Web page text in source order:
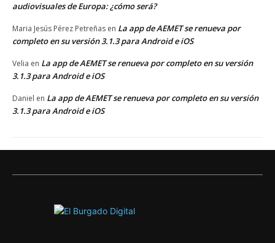
audiovisuales de Europa: ¿cómo será?
Maria Jesús Pérez Petreñas en La app de AEMET se renueva por
completo en su versión 3.1.3 para Android e iOS
Velia en La app de AEMET se renueva por completo en su versión
3.1.3 para Android e iOS
Daniel en La app de AEMET se renueva por completo en su versión
3.1.3 para Android e iOS